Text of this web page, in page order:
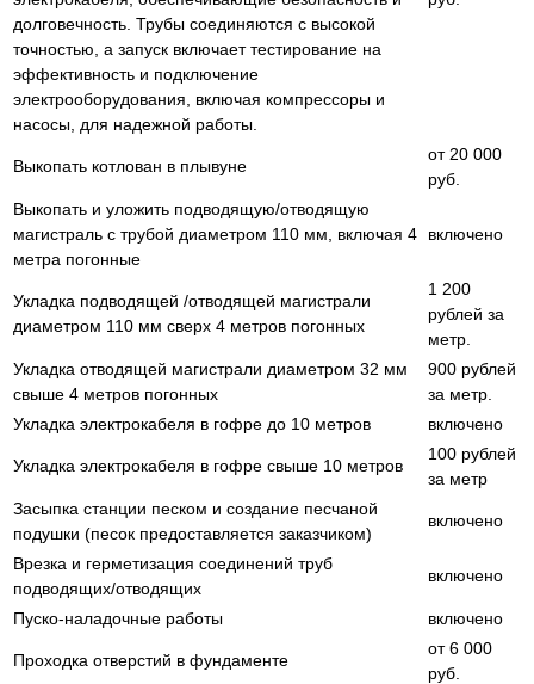
долговечность. Трубы соединяются с высокой
точностью, а запуск включает тестирование на
эффективность и подключение
электрооборудования, включая компрессоры и
насосы, для надежной работы.
Выкопать котлован в плывуне
от 20 000
руб.
Выкопать и уложить подводящую/отводящую
магистраль с трубой диаметром 110 мм, включая 4
метра погонные
включено
Укладка подводящей /отводящей магистрали
диаметром 110 мм сверх 4 метров погонных
1 200
рублей за
метр.
Укладка отводящей магистрали диаметром 32 мм
свыше 4 метров погонных
900 рублей
за метр.
Укладка электрокабеля в гофре до 10 метров
включено
Укладка электрокабеля в гофре свыше 10 метров
100 рублей
за метр
Засыпка станции песком и создание песчаной
подушки (песок предоставляется заказчиком)
включено
Врезка и герметизация соединений труб
подводящих/отводящих
включено
Пуско-наладочные работы включено
Проходка отверстий в фундаменте
от 6 000
руб.